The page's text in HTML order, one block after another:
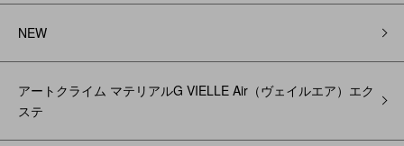
NEW
アートクライム マテリアルG VIELLE Air（ヴェイルエア）エク
ステ